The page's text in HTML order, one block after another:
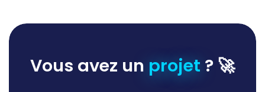
Vous avez un projet ? 🚀